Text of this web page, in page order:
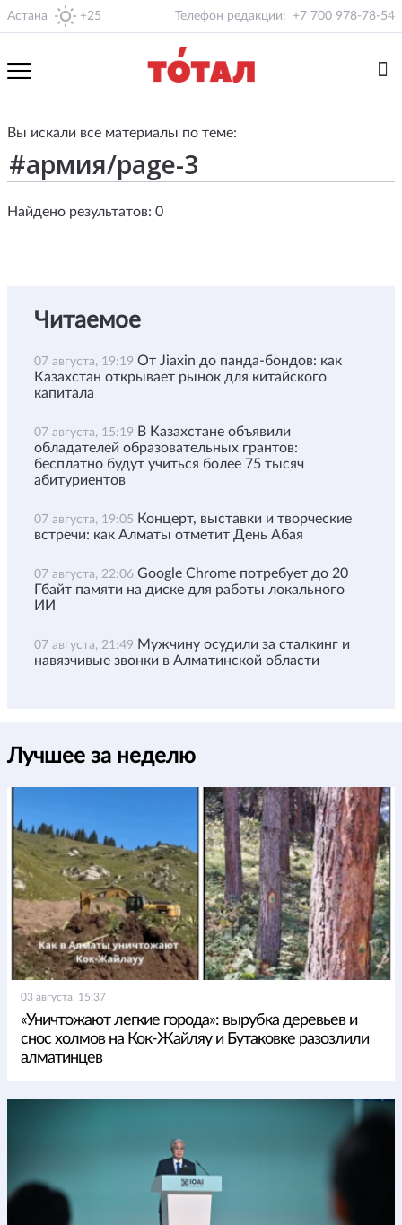
Астана +25 Телефон редакции: +7 700 978-78-54
Вы искали все материалы по теме:
Найдено результатов: 0
Читаемое
07 августа, 19:19 От Jiaxin до панда-бондов: как
Казахстан открывает рынок для китайского
капитала
07 августа, 15:19 В Казахстане объявили
обладателей образовательных грантов:
бесплатно будут учиться более 75 тысяч
абитуриентов
07 августа, 19:05 Концерт, выставки и творческие
встречи: как Алматы отметит День Абая
07 августа, 22:06 Google Chrome потребует до 20
Гбайт памяти на диске для работы локального
ИИ
07 августа, 21:49 Мужчину осудили за сталкинг и
навязчивые звонки в Алматинской области
Лучшее за неделю
03 августа, 15:37
«Уничтожают легкие города»: вырубка деревьев и
снос холмов на Кок-Жайляу и Бутаковке разозлили
алматинцев